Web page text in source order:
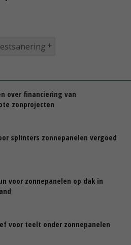
over financiering van
zonprojecten
splinters zonnepanelen vergoed
voor zonnepanelen op dak in
voor teelt onder zonnepanelen